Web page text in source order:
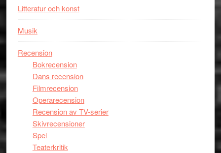
Litteratur och konst
Musik
Recension
Bokrecension
Dans recension
Filmrecension
Operarecension
Recension av TV-serier
Skivrecensioner
Spel
Teaterkritik